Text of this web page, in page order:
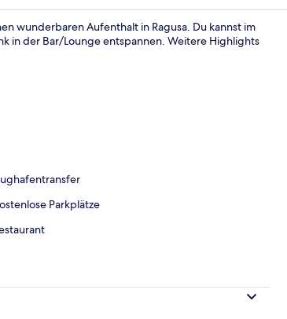
wunderbaren Aufenthalt in Ragusa. Du kannst im
in der Bar/Lounge entspannen. Weitere Highlights
Parkplätze